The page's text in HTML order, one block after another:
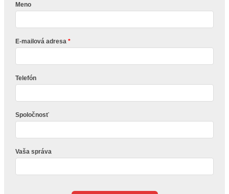
Meno
E-mailová adresa
Telefón
Spoločnosť
Vaša správa